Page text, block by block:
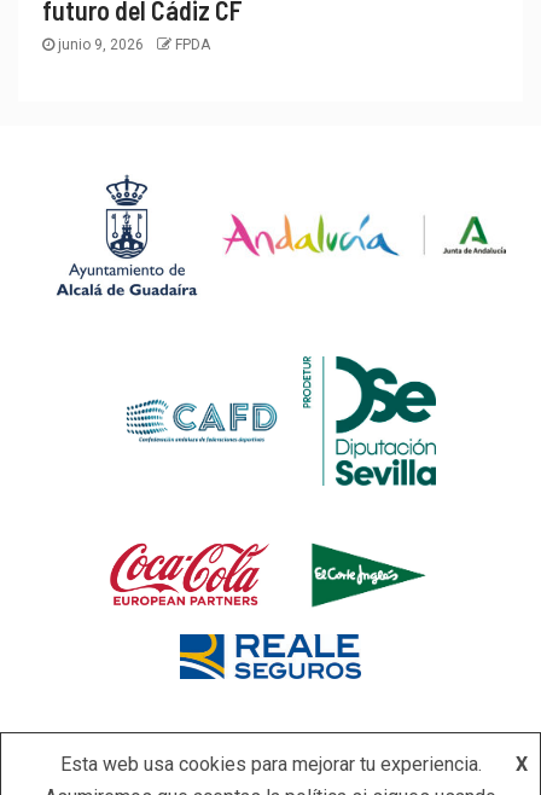
futuro del Cádiz CF
junio 9, 2026 FPDA
Esta web usa cookies para mejorar tu experiencia.
X